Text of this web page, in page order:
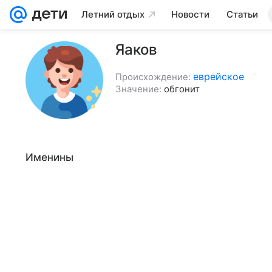
Летний отдых Новости Статьи
Яаков
Происхождение: еврейское
Значение: обгонит
Именины